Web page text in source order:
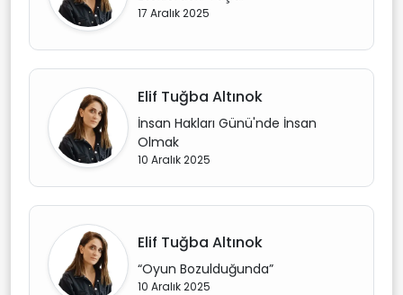
17 Aralık 2025
Elif Tuğba Altınok
İnsan Hakları Günü'nde İnsan
Olmak
10 Aralık 2025
Elif Tuğba Altınok
“Oyun Bozulduğunda”
10 Aralık 2025